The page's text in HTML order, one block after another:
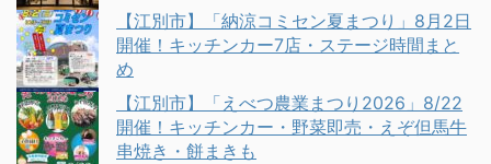
【江別市】「納涼コミセン夏まつり」8月2日
開催！キッチンカー7店・ステージ時間まと
め
【江別市】「えべつ農業まつり2026」8/22
開催！キッチンカー・野菜即売・えぞ但馬牛
串焼き・餅まきも